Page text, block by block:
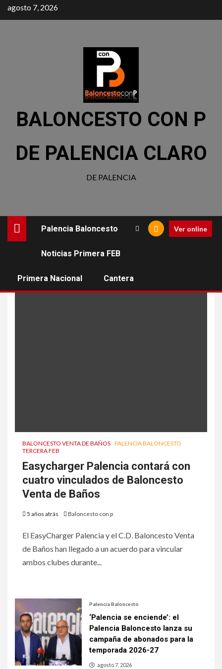
agosto 7, 2026
BALONCESTO CON P
DE PALENCIA CLARO
DE PALENCIA
Palencia Baloncesto
Noticias Primera FEB
Primera Nacional Cantera
Ver online
BALONCESTO VENTA DE BAÑOS PALENCIA BALONCESTO
TERCERA FEB
Easycharger Palencia contará con
cuatro vinculados de Baloncesto
Venta de Baños
5 años atrás Baloncesto con p
El EasyCharger Palencia y el C.D. Baloncesto Venta
de Baños han llegado a un acuerdo para vincular
ambos clubes durante...
Palencia Baloncesto
‘Palencia se enciende’: el
Palencia Baloncesto lanza su
campaña de abonados para la
temporada 2026-27
agosto 7, 2026